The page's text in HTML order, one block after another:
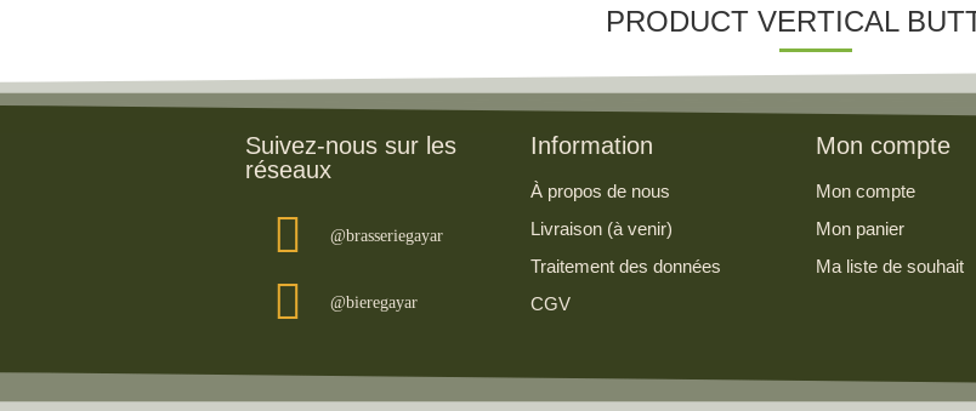
PRODUCT VERTICAL
Suivez-nous sur les
réseaux
@brasseriegayar
@bieregayar
Information
À propos de nous
Livraison (à venir)
Traitement des données
CGV
Mon compte
Mon compte
Mon panier
Ma liste de souhait